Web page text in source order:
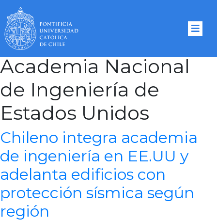
Tag Archives:
Academia Nacional
de Ingeniería de
Estados Unidos
Chileno integra academia
de ingeniería en EE.UU y
adelanta edificios con
protección sísmica según
región